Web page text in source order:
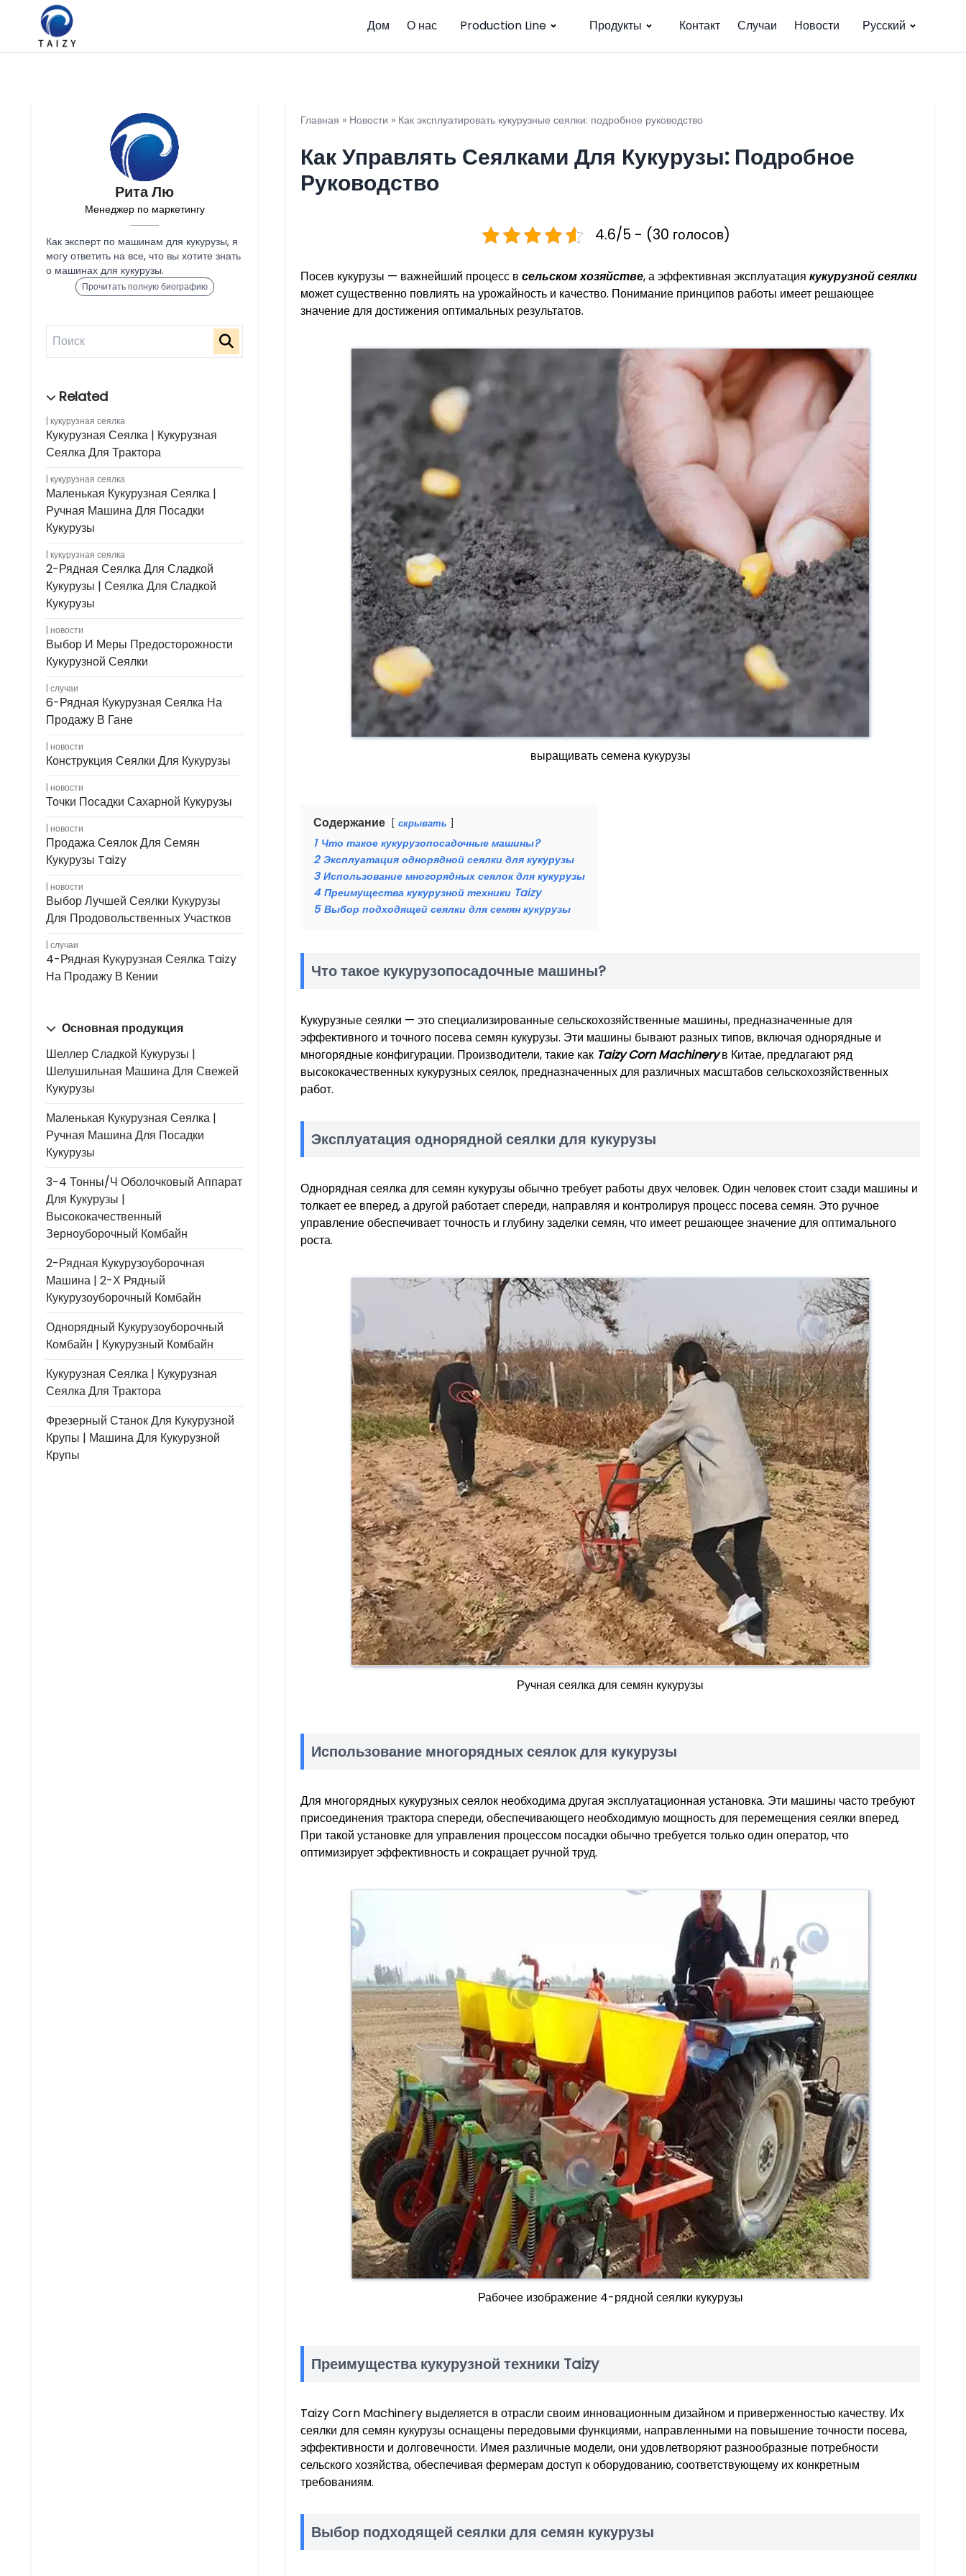
Дом О нас Production Line Продукты Контакт Случаи Новости Русский
Рита Лю
Менеджер по маркетингу
Как эксперт по машинам для кукурузы, я
могу ответить на все, что вы хотите знать
о машинах для кукурузы.
Прочитать полную биографию
кукурузная сеялка
Кукурузная Сеялка | Кукурузная
Сеялка Для Трактора
кукурузная сеялка
Маленькая Кукурузная Сеялка |
Ручная Машина Для Посадки
Кукурузы
кукурузная сеялка
2-Рядная Сеялка Для Сладкой
Кукурузы | Сеялка Для Сладкой
Кукурузы
новости
Выбор И Меры Предосторожности
Кукурузной Сеялки
случаи
6-Рядная Кукурузная Сеялка На
Продажу В Гане
новости
Конструкция Сеялки Для Кукурузы
новости
Точки Посадки Сахарной Кукурузы
новости
Продажа Сеялок Для Семян
Кукурузы Taizy
новости
Выбор Лучшей Сеялки Кукурузы
Для Продовольственных Участков
случаи
4-Рядная Кукурузная Сеялка Taizy
На Продажу В Кении
Основная продукция
Шеллер Сладкой Кукурузы |
Шелушильная Машина Для Свежей
Кукурузы
Маленькая Кукурузная Сеялка |
Ручная Машина Для Посадки
Кукурузы
3-4 Тонны/ч Оболочковый Аппарат
Для Кукурузы |
Высококачественный
Зерноуборочный Комбайн
2-Рядная Кукурузоуборочная
Машина | 2-Х Рядный
Кукурузоуборочный Комбайн
Однорядный Кукурузоуборочный
Комбайн | Кукурузный Комбайн
Кукурузная Сеялка | Кукурузная
Сеялка Для Трактора
Фрезерный Станок Для Кукурузной
Крупы | Машина Для Кукурузной
Крупы
Главная » Новости » Как эксплуатировать кукурузные сеялки: подробное руководство
Как Управлять Сеялками Для Кукурузы: Подробное
Руководство
4.6/5 - (30 голосов)
Посев кукурузы — важнейший процесс в сельском хозяйстве, а эффективная эксплуатация кукурузной сеялки
может существенно повлиять на урожайность и качество. Понимание принципов работы имеет решающее
значение для достижения оптимальных результатов.
выращивать семена кукурузы
Содержание скрывать
1 Что такое кукурузопосадочные машины?
2 Эксплуатация однорядной сеялки для кукурузы
3 Использование многорядных сеялок для кукурузы
4 Преимущества кукурузной техники Taizy
5 Выбор подходящей сеялки для семян кукурузы
Что такое кукурузопосадочные машины?
Кукурузные сеялки — это специализированные сельскохозяйственные машины, предназначенные для
эффективного и точного посева семян кукурузы. Эти машины бывают разных типов, включая однорядные и
многорядные конфигурации. Производители, такие как Taizy Corn Machineryв Китае, предлагают ряд
высококачественных кукурузных сеялок, предназначенных для различных масштабов сельскохозяйственных
работ.
Эксплуатация однорядной сеялки для кукурузы
Однорядная сеялка для семян кукурузы обычно требует работы двух человек. Один человек стоит сзади машины и
толкает ее вперед, а другой работает спереди, направляя и контролируя процесс посева семян. Это ручное
управление обеспечивает точность и глубину заделки семян, что имеет решающее значение для оптимального
роста.
Ручная сеялка для семян кукурузы
Использование многорядных сеялок для кукурузы
Для многорядных кукурузных сеялок необходима другая эксплуатационная установка. Эти машины часто требуют
присоединения трактора спереди, обеспечивающего необходимую мощность для перемещения сеялки вперед.
При такой установке для управления процессом посадки обычно требуется только один оператор, что
оптимизирует эффективность и сокращает ручной труд.
Рабочее изображение 4-рядной сеялки кукурузы
Преимущества кукурузной техники Taizy
Taizy Corn Machinery выделяется в отрасли своим инновационным дизайном и приверженностью качеству. Их
сеялки для семян кукурузы оснащены передовыми функциями, направленными на повышение точности посева,
эффективности и долговечности. Имея различные модели, они удовлетворяют разнообразные потребности
сельского хозяйства, обеспечивая фермерам доступ к оборудованию, соответствующему их конкретным
требованиям.
Выбор подходящей сеялки для семян кукурузы